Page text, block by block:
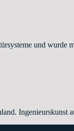
und wurde
Ingenieurskunst